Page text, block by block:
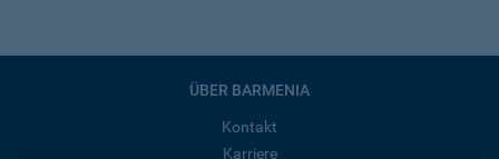
ÜBER BARMENIA
Kontakt
Karriere